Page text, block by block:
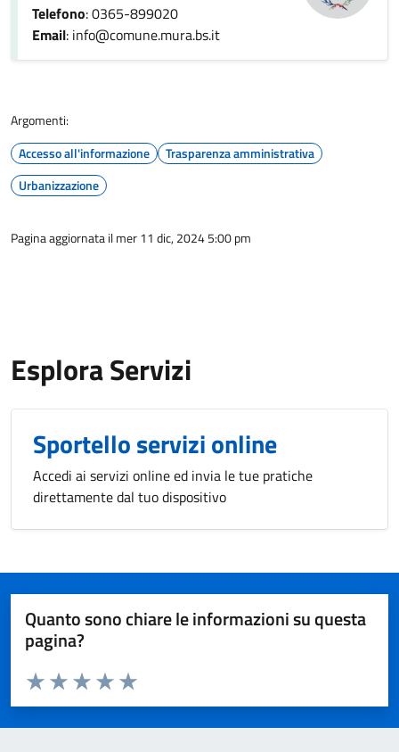
Telefono: 0365-899020
Email: info@comune.mura.bs.it
Argomenti:
Accesso all'informazione
Trasparenza amministrativa
Urbanizzazione
Pagina aggiornata il mer 11 dic, 2024 5:00 pm
Esplora Servizi
Sportello servizi online
Accedi ai servizi online ed invia le tue pratiche
direttamente dal tuo dispositivo
Quanto sono chiare le informazioni su questa
pagina?
Valuta da 1 a 5 stelle la pagina
Valuta 5 stelle su 5
Valuta 4 stelle su 5
Valuta 3 stelle su 5
Valuta 2 stelle su 5
Valuta 1 stelle su 5